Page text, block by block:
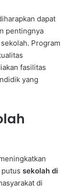
dapat
pentingnya
Program
fasilitas
yang
sekolah di
di